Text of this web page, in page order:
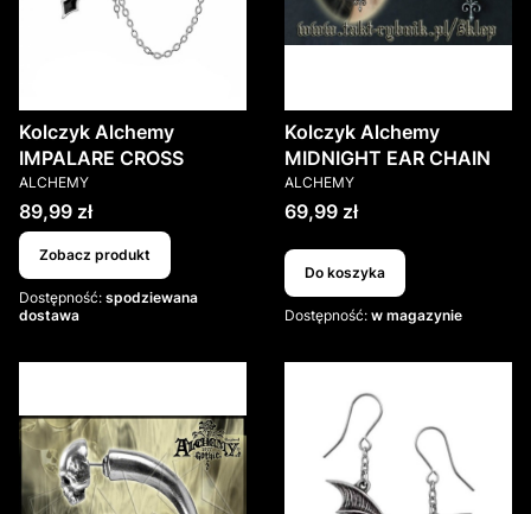
Kolczyk Alchemy
IMPALARE CROSS
PRODUCENT
ALCHEMY
Cena
89,99 zł
Zobacz produkt
Dostępność: spodziewana
dostawa
Kolczyk Alchemy
MIDNIGHT EAR CHAIN
PRODUCENT
ALCHEMY
Cena
69,99 zł
Do koszyka
Dostępność: w magazynie